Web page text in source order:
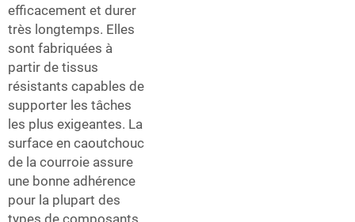
efficacement et durer
très longtemps. Elles
sont fabriquées à
partir de tissus
résistants capables de
supporter les tâches
les plus exigeantes. La
surface en caoutchouc
de la courroie assure
une bonne adhérence
pour la plupart des
types de composants,